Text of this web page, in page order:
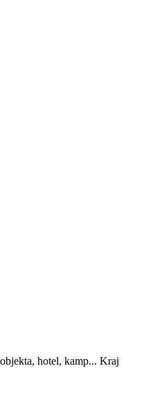
hotel, kamp... Kraj